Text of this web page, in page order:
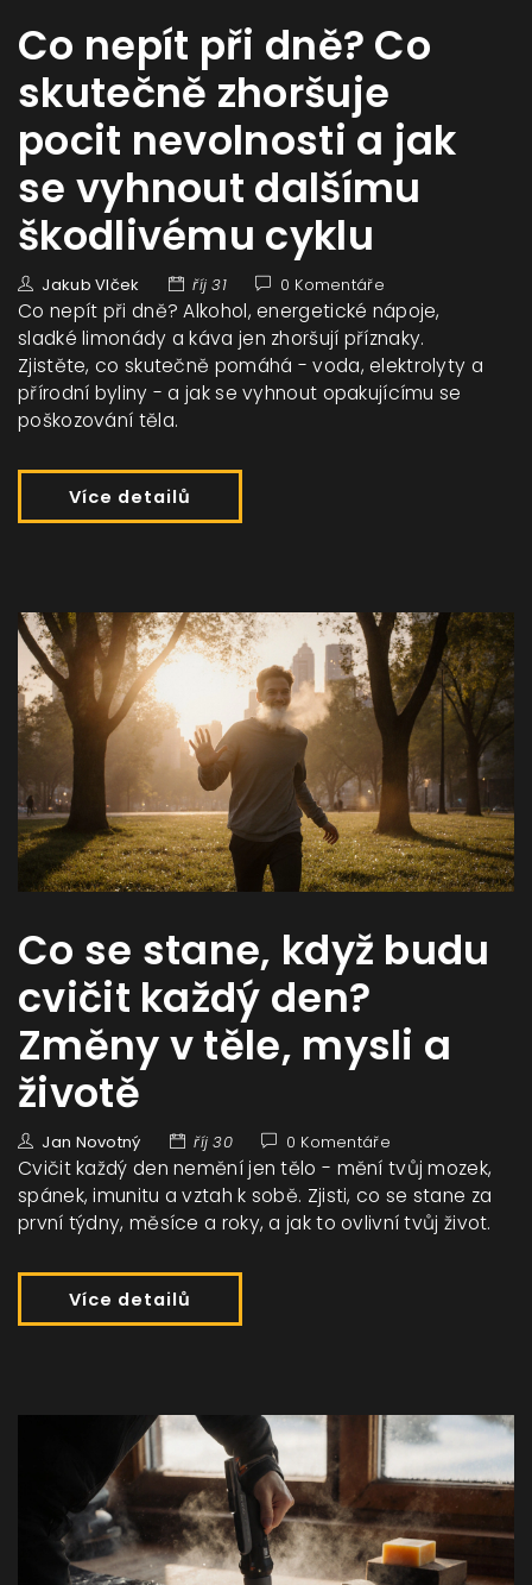
Co nepít při dně? Co
skutečně zhoršuje
pocit nevolnosti a jak
se vyhnout dalšímu
škodlivému cyklu
Jakub Vlček říj 31 0 Komentáře
Co nepít při dně? Alkohol, energetické nápoje,
sladké limonády a káva jen zhoršují příznaky.
Zjistěte, co skutečně pomáhá - voda, elektrolyty a
přírodní byliny - a jak se vyhnout opakujícímu se
poškozování těla.
Více detailů
Co se stane, když budu
cvičit každý den?
Změny v těle, mysli a
životě
Jan Novotný říj 30 0 Komentáře
Cvičit každý den nemění jen tělo - mění tvůj mozek,
spánek, imunitu a vztah k sobě. Zjisti, co se stane za
první týdny, měsíce a roky, a jak to ovlivní tvůj život.
Více detailů